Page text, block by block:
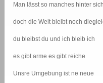
Man lässt so manches hinter sich
doch die Welt bleibt noch
du bleibst du und ich bleib ich
es gibt arme es gibt reiche
Unsre Umgebung ist ne neue